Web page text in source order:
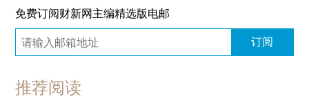
免费订阅财新网主编精选版电邮
订阅
推荐阅读